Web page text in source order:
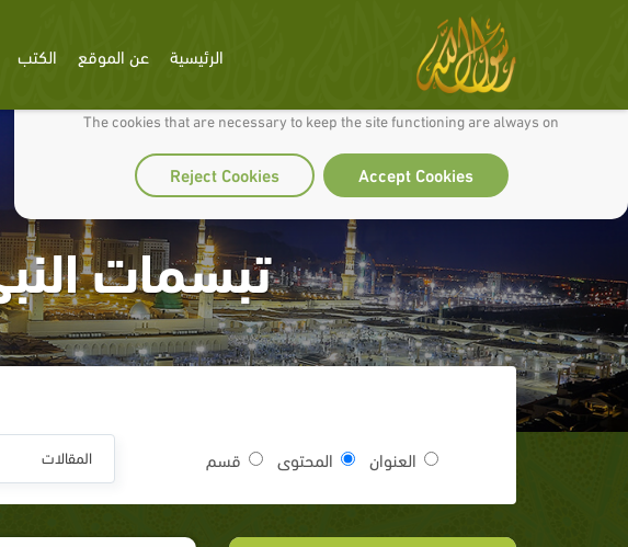
We use cookies to make our site work well for you and so we can continually improve it.
The cookies that are necessary to keep the site functioning are always on
Accept Cookies
Reject Cookies
الرئيسية عن الموقع الكتب
تبسمات
العنوان المحتوى قسم المقالات